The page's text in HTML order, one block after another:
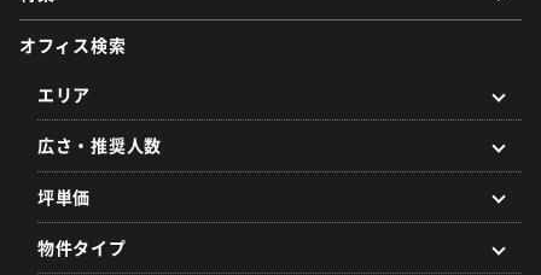
オフィス検索
エリア
広さ・推奨人数
坪単価
物件タイプ